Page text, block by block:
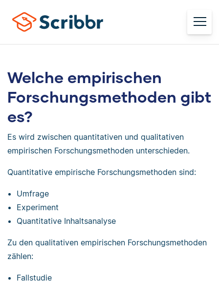
Welche empirischen
Forschungsmethoden gibt
es?
Es wird zwischen quantitativen und qualitativen
empirischen Forschungsmethoden unterschieden.
Quantitative empirische Forschungsmethoden sind:
Umfrage
Experiment
Quantitative Inhaltsanalyse
Zu den qualitativen empirischen Forschungsmethoden
zählen:
Fallstudie